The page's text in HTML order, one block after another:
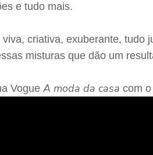
e tudo mais.
criativa, exuberante,
misturas que dão um
Vogue A moda da casa com